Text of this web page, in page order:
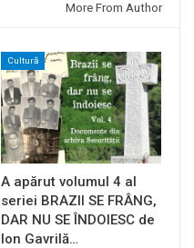
More From Author
Cultură
A apărut volumul 4 al
seriei BRAZII SE FRÂNG,
DAR NU SE ÎNDOIESC de
Ion Gavrilă…